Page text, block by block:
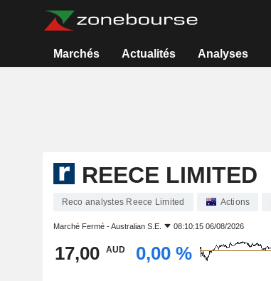
Marchés Actualités Analyses
REECE LIMITED
Reco analystes Reece Limited Actions
Marché Fermé -Australian S.E. 08:10:15 06/08/2026
17,00 AUD 0,00 %